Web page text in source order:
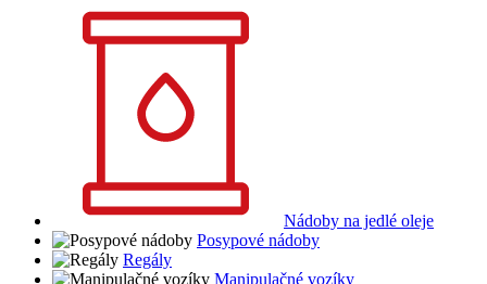
Nádoby na jedlé oleje
Posypové nádoby
Regály
Manipulačné vozíky